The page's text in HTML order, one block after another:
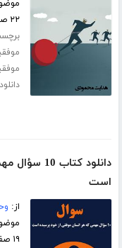
۲۲ صفحه
دانلود
‌است
از:
۱۹ صفحه